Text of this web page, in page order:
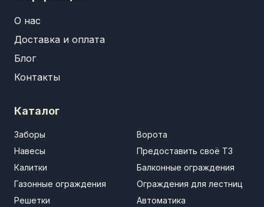
О нас
Доставка и оплата
Блог
Контакты
Каталог
Заборы
Ворота
Навесы
Предоставить своё ТЗ
Калитки
Балконные ограждения
Газонные ограждения
Ограждения для лестниц
Решетки
Автоматика